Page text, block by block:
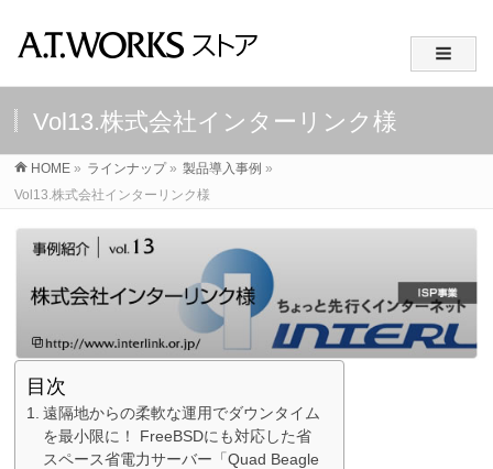
Vol13.株式会社インターリンク様
HOME » ラインナップ» 製品導入事例 »
Vol13.株式会社インターリンク様
目次
遠隔地からの柔軟な運用でダウンタイム
を最小限に！ FreeBSDにも対応した省
スペース省電力サーバー「Quad Beagle